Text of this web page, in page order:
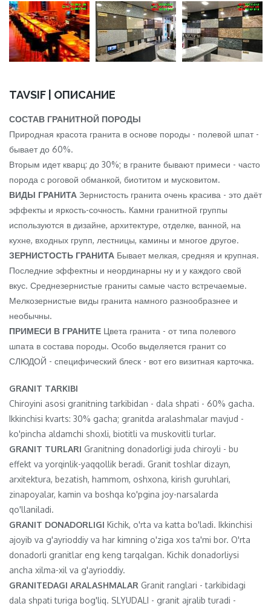
TAVSIF | ОПИСАНИЕ
СОСТАВ ГРАНИТНОЙ ПОРОДЫ
Природная красота гранита в основе породы - полевой шпат -
бывает до 60%.
Вторым идет кварц: до 30%; в граните бывают примеси - часто
порода с роговой обманкой, биотитом и мусковитом.
ВИДЫ ГРАНИТА Зернистость гранита очень красива - это даёт
эффекты и яркость-сочность. Камни гранитной группы
используются в дизайне, архитектуре, отделке, ванной, на
кухне, входных групп, лестницы, камины и многое другое.
ЗЕРНИСТОСТЬ ГРАНИТА Бывает мелкая, средняя и крупная.
Последние эффектны и неординарны ну и у каждого свой
вкус. Среднезернистые граниты самые часто встречаемые.
Мелкозернистые виды гранита намного разнообразнее и
необычны.
ПРИМЕСИ В ГРАНИТЕ Цвета гранита - от типа полевого
шпата в состава породы. Особо выделяется гранит со
СЛЮДОЙ - специфический блеск - вот его визитная карточка.
GRANIT TARKIBI
Chiroyini asosi granitning tarkibidan - dala shpati - 60% gacha.
Ikkinchisi kvarts: 30% gacha; granitda aralashmalar mavjud -
ko'pincha aldamchi shoxli, biotitli va muskovitli turlar.
GRANIT TURLARI Granitning donadorligi juda chiroyli - bu
effekt va yorqinlik-yaqqollik beradi. Granit toshlar dizayn,
arxitektura, bezatish, hammom, oshxona, kirish guruhlari,
zinapoyalar, kamin va boshqa ko'pgina joy-narsalarda
qo'llaniladi.
GRANIT DONADORLIGI Kichik, o'rta va katta bo'ladi. Ikkinchisi
ajoyib va ​​g'ayrioddiy va har kimning o'ziga xos ta'mi bor. O'rta
donadorli granitlar eng keng tarqalgan. Kichik donadorliysi
ancha xilma-xil va g'ayrioddiy.
GRANITEDAGI ARALASHMALAR Granit ranglari - tarkibidagi
dala shpati turiga bog'liq. SLYUDALI - granit ajralib turadi -